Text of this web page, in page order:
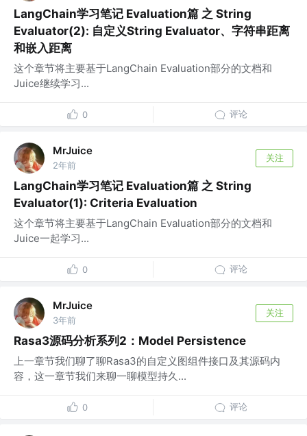
LangChain学习笔记 Evaluation篇 之 String
Evaluator(2): 自定义String Evaluator、字符串距离
和嵌入距离
这个章节将主要基于LangChain Evaluation部分的文档和
Juice继续学习...
0 评论
MrJuice
2年前
关注
LangChain学习笔记 Evaluation篇 之 String
Evaluator(1): Criteria Evaluation
这个章节将主要基于LangChain Evaluation部分的文档和
Juice一起学习...
0 评论
MrJuice
3年前
关注
Rasa3源码分析系列2：Model Persistence
上一章节我们聊了聊Rasa3的自定义图组件接口及其源码内
容，这一章节我们来聊一聊模型持久...
0 评论